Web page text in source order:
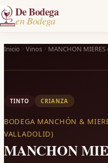
De Bodega
en Bodega
Inicio Vinos MANCHON MIERES
TINTO CRIANZA
BODEGA MANCHÓN &
VALLADOLID)
MANCHON